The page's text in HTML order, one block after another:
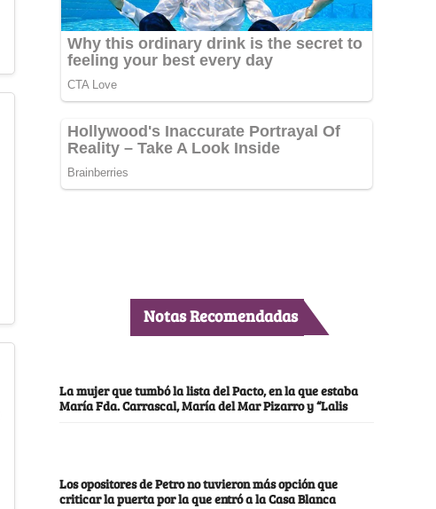
Notas Recomendadas
La mujer que tumbó la lista del Pacto, en la que estaba
María Fda. Carrascal, María del Mar Pizarro y “Lalis
Los opositores de Petro no tuvieron más opción que
criticar la puerta por la que entró a la Casa Blanca